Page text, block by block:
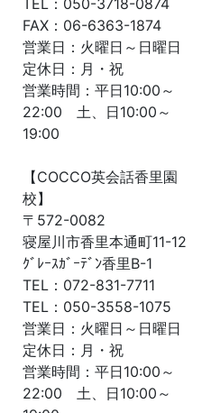
TEL：050-3718-0874
FAX：06-6363-1874
営業日：火曜日～日曜日
定休日：月・祝
営業時間：平日10:00～
22:00 土、日10:00～
19:00
【COCCO英会話香里園
校】
〒572-0082
寝屋川市香里本通町11-12
ｸﾞﾚｰｽｶﾞｰﾃﾞﾝ香里B-1
TEL：072-831-7711
TEL：050-3558-1075
営業日：火曜日～日曜日
定休日：月・祝
営業時間：平日10:00～
22:00 土、日10:00～